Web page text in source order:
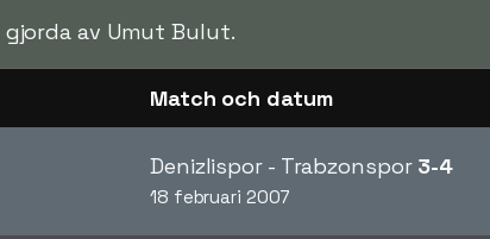
gjorda av Umut Bulut.
Match och datum
Denizlispor - Trabzonspor 3-4
18 februari 2007